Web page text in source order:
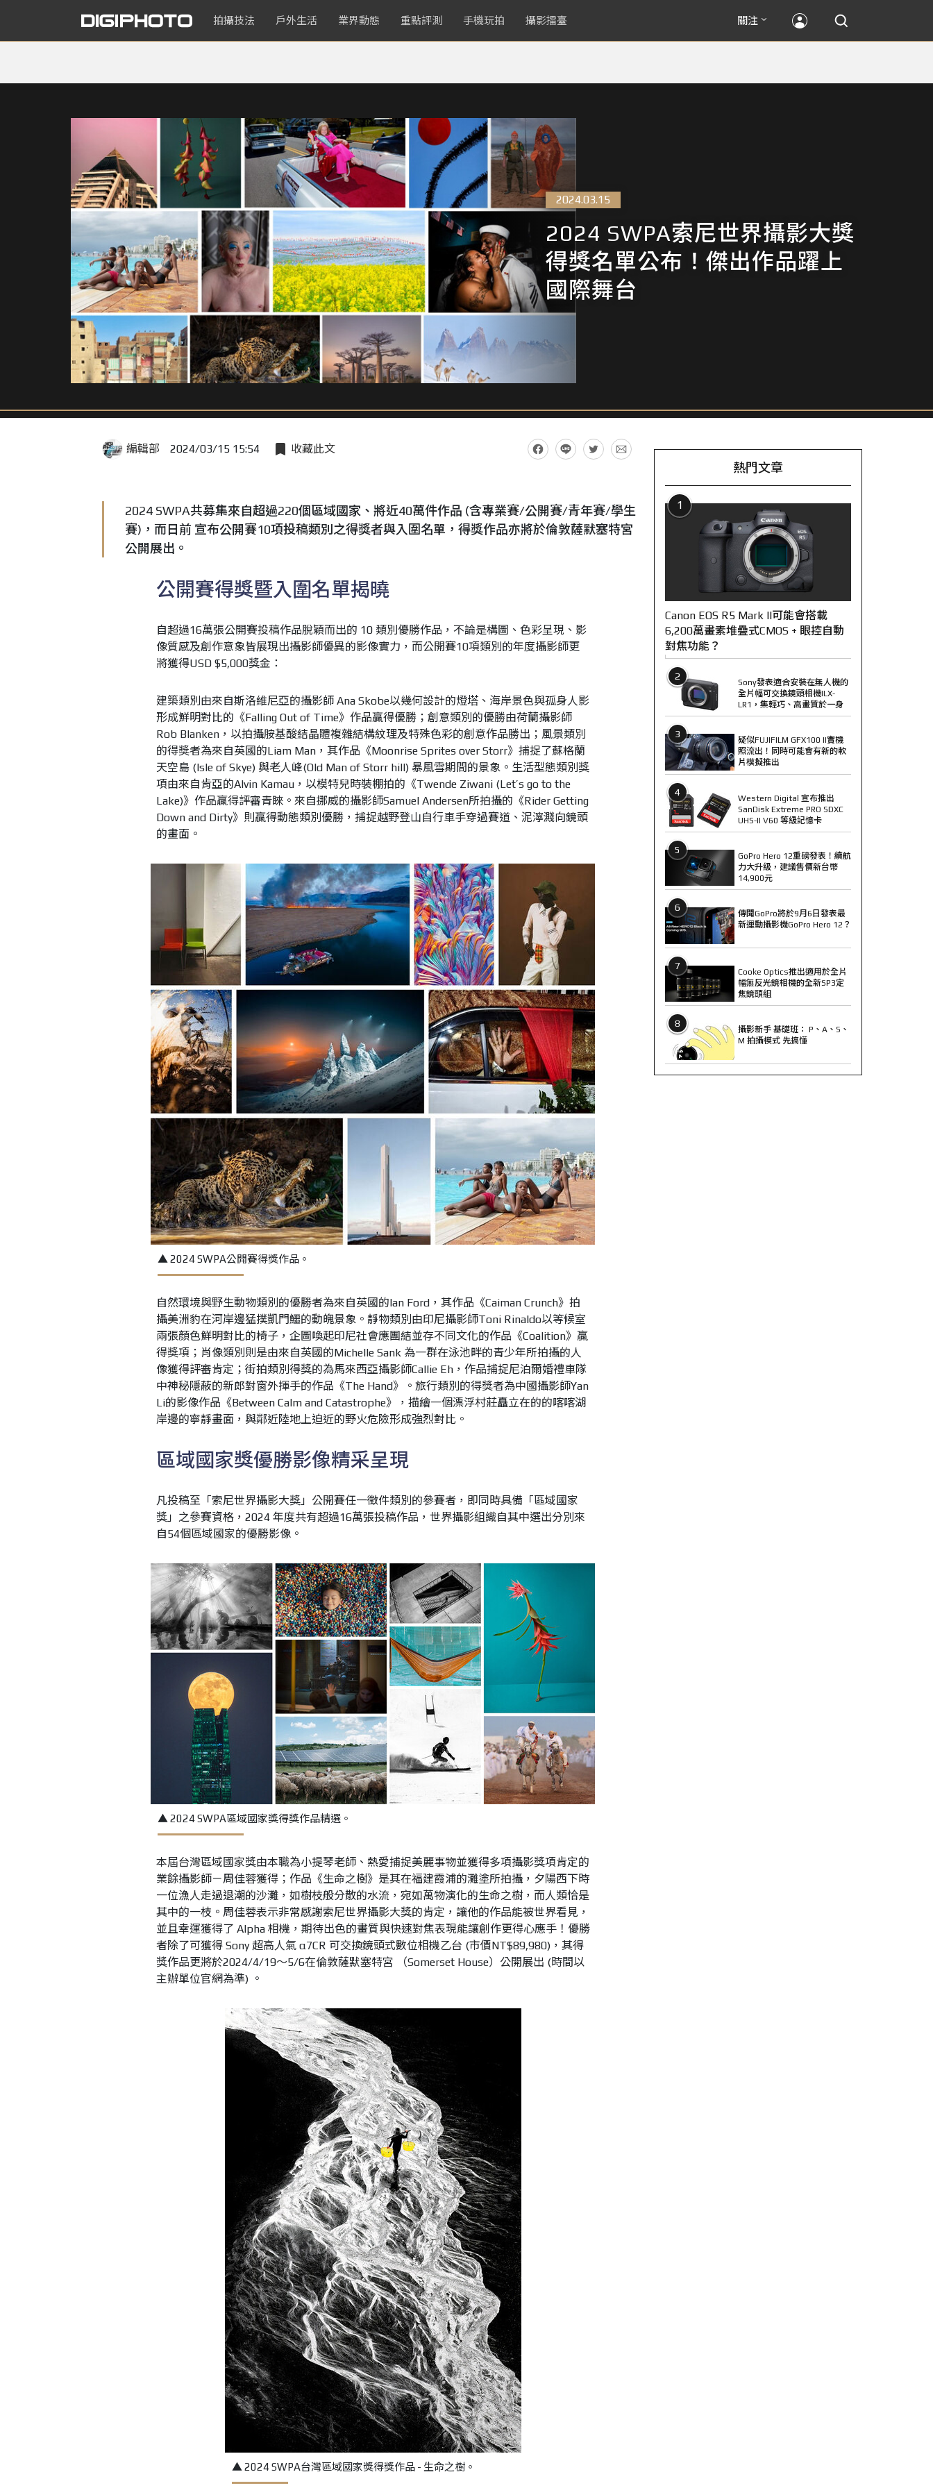
拍攝技法 戶外生活 業界動態 重點評測 手機玩拍 攝影擂臺 關注
2024.03.15
2024 SWPA索尼世界攝影大獎
得獎名單公布！傑出作品躍上
國際舞台
編輯部 2024/03/15 15:54 收藏此文
2024 SWPA共募集來自超過220個區域國家、將近40萬件作品 (含專業賽/公開賽/青年賽/學生
賽)，而日前 宣布公開賽10項投稿類別之得獎者與入圍名單，得獎作品亦將於倫敦薩默塞特宮
公開展出。
公開賽得獎暨入圍名單揭曉
自超過16萬張公開賽投稿作品脫穎而出的 10 類別優勝作品，不論是構圖、色彩呈現、影
像質感及創作意象皆展現出攝影師優異的影像實力，而公開賽10項類別的年度攝影師更
將獲得USD $5,000獎金：
建築類別由來自斯洛維尼亞的攝影師 Ana Skobe以幾何設計的燈塔、海岸景色與孤身人影
形成鮮明對比的《Falling Out of Time》作品贏得優勝；創意類別的優勝由荷蘭攝影師
Rob Blanken，以拍攝胺基酸結晶體複雜結構紋理及特殊色彩的創意作品勝出；風景類別
的得獎者為來自英國的Liam Man，其作品《Moonrise Sprites over Storr》捕捉了蘇格蘭
天空島 (Isle of Skye) 與老人峰(Old Man of Storr hill) 暴風雪期間的景象。生活型態類別獎
項由來自肯亞的Alvin Kamau，以模特兒時裝棚拍的《Twende Ziwani (Let’s go to the
Lake)》作品贏得評審青睞。來自挪威的攝影師Samuel Andersen所拍攝的《Rider Getting
Down and Dirty》則贏得動態類別優勝，捕捉越野登山自行車手穿過賽道、泥濘濺向鏡頭
的畫面。
▲ 2024 SWPA公開賽得獎作品。
自然環境與野生動物類別的優勝者為來自英國的Ian Ford，其作品《Caiman Crunch》拍
攝美洲豹在河岸邊猛撲凱門鱷的動魄景象。靜物類別由印尼攝影師Toni Rinaldo以等候室
兩張顏色鮮明對比的椅子，企圖喚起印尼社會應團結並存不同文化的作品《Coalition》贏
得獎項；肖像類別則是由來自英國的Michelle Sank 為一群在泳池畔的青少年所拍攝的人
像獲得評審肯定；街拍類別得獎的為馬來西亞攝影師Callie Eh，作品捕捉尼泊爾婚禮車隊
中神秘隱蔽的新郎對窗外揮手的作品《The Hand》。旅行類別的得獎者為中國攝影師Yan
Li的影像作品《Between Calm and Catastrophe》，描繪一個漂浮村莊矗立在的的喀喀湖
岸邊的寧靜畫面，與鄰近陸地上迫近的野火危險形成強烈對比。
區域國家獎優勝影像精采呈現
凡投稿至「索尼世界攝影大獎」公開賽任一徵件類別的參賽者，即同時具備「區域國家
獎」之參賽資格，2024 年度共有超過16萬張投稿作品，世界攝影組織自其中選出分別來
自54個區域國家的優勝影像。
▲ 2024 SWPA區域國家獎得獎作品精選。
本屆台灣區域國家獎由本職為小提琴老師、熱愛捕捉美麗事物並獲得多項攝影獎項肯定的
業餘攝影師－周佳蓉獲得；作品《生命之樹》是其在福建霞浦的灘塗所拍攝，夕陽西下時
一位漁人走過退潮的沙灘，如樹枝般分散的水流，宛如萬物演化的生命之樹，而人類恰是
其中的一枝。周佳蓉表示非常感謝索尼世界攝影大獎的肯定，讓他的作品能被世界看見，
並且幸運獲得了 Alpha 相機，期待出色的畫質與快速對焦表現能讓創作更得心應手！優勝
者除了可獲得 Sony 超高人氣 α7CR 可交換鏡頭式數位相機乙台 (市價NT$89,980)，其得
獎作品更將於2024/4/19～5/6在倫敦薩默塞特宮 （Somerset House）公開展出 (時間以
主辦單位官網為準) 。
▲ 2024 SWPA台灣區域國家獎得獎作品 - 生命之樹。
熱門文章
1
Canon EOS R5 Mark II可能會搭載
6,200萬畫素堆疊式CMOS + 眼控自動
對焦功能？
2
Sony發表適合安裝在無人機的
全片幅可交換鏡頭相機ILX-
LR1，集輕巧、高畫質於一身
3
疑似FUJIFILM GFX100 II實機
照流出！同時可能會有新的軟
片模擬推出
4
Western Digital 宣布推出
SanDisk Extreme PRO SDXC
UHS-II V60 等級記憶卡
5
GoPro Hero 12重磅發表！續航
力大升級，建議售價新台幣
14,900元
6
傳聞GoPro將於9月6日發表最
新運動攝影機GoPro Hero 12？
7
Cooke Optics推出適用於全片
幅無反光鏡相機的全新SP3定
焦鏡頭組
8
攝影新手 基礎班： P、A、S、
M 拍攝模式 先搞懂